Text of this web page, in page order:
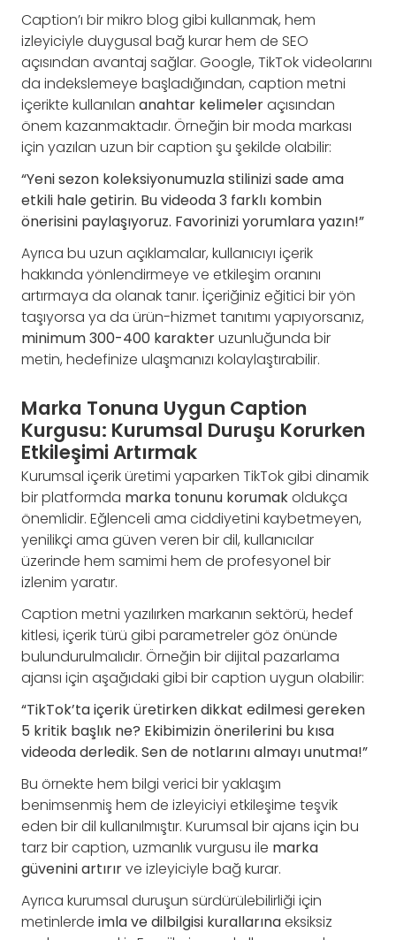
Caption’ı bir mikro blog gibi kullanmak, hem
izleyiciyle duygusal bağ kurar hem de SEO
açısından avantaj sağlar. Google, TikTok videolarını
da indekslemeye başladığından, caption metni
içerikte kullanılan anahtar kelimeleraçısından
önem kazanmaktadır. Örneğin bir moda markası
için yazılan uzun bir caption şu şekilde olabilir:
“Yeni sezon koleksiyonumuzla stilinizi sade ama
etkili hale getirin. Bu videoda 3 farklı kombin
önerisini paylaşıyoruz. Favorinizi yorumlara yazın!”
Ayrıca bu uzun açıklamalar, kullanıcıyı içerik
hakkında yönlendirmeye ve etkileşim oranını
artırmaya da olanak tanır. İçeriğiniz eğitici bir yön
taşıyorsa ya da ürün-hizmet tanıtımı yapıyorsanız,
minimum 300-400 karakteruzunluğunda bir
metin, hedefinize ulaşmanızı kolaylaştırabilir.
Marka Tonuna Uygun Caption
Kurgusu: Kurumsal Duruşu Korurken
Etkileşimi Artırmak
Kurumsal içerik üretimi yaparken TikTok gibi dinamik
bir platformda marka tonunu korumakoldukça
önemlidir. Eğlenceli ama ciddiyetini kaybetmeyen,
yenilikçi ama güven veren bir dil, kullanıcılar
üzerinde hem samimi hem de profesyonel bir
izlenim yaratır.
Caption metni yazılırken markanın sektörü, hedef
kitlesi, içerik türü gibi parametreler göz önünde
bulundurulmalıdır. Örneğin bir dijital pazarlama
ajansı için aşağıdaki gibi bir caption uygun olabilir:
“TikTok’ta içerik üretirken dikkat edilmesi gereken
5 kritik başlık ne? Ekibimizin önerilerini bu kısa
videoda derledik. Sen de notlarını almayı unutma!”
Bu örnekte hem bilgi verici bir yaklaşım
benimsenmiş hem de izleyiciyi etkileşime teşvik
eden bir dil kullanılmıştır. Kurumsal bir ajans için bu
tarz bir caption, uzmanlık vurgusu ile marka
güvenini artırırve izleyiciyle bağ kurar.
Ayrıca kurumsal duruşun sürdürülebilirliği için
metinlerde imla ve dilbilgisi kurallarınaeksiksiz